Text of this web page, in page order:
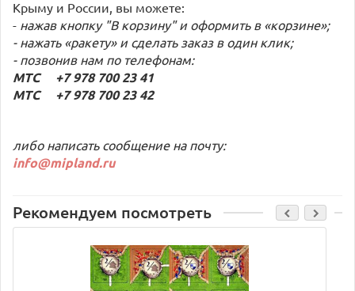
Крыму и России, вы можете:
- нажав кнопку "В корзину" и оформить в «корзине»;
- нажать «ракету» и сделать заказ в один клик;
- позвонив нам по телефонам:
МТС +7 978 700 23 41
МТС +7 978 700 23 42
либо написать сообщение на почту:
info@mipland.ru
Рекомендуем посмотреть